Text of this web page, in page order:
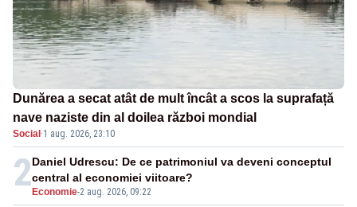
Dunărea a secat atât de mult încât a scos la suprafață
nave naziste din al doilea război mondial
Social ·1 aug. 2026, 23:10
2 Economie-2 aug. 2026, 09:22
Daniel Udrescu: De ce patrimoniul va deveni conceptul
central al economiei viitoare?